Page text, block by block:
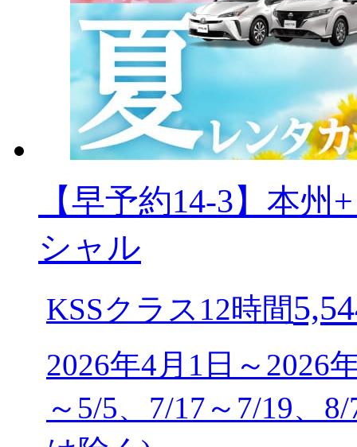
【早予約14-3】本
シャル
KSSクラス12時間
2026年4月1日～2026
～5/5、7/17～7/19、